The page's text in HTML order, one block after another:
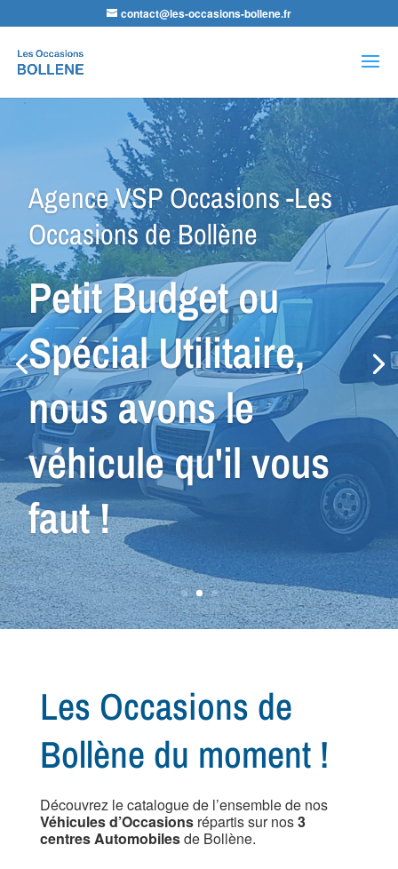
contact@les-occasions-bollene.fr
de
produits
Agence LDA Citroën -Les
Occasions de Bollène
Nos équipes
sauront vous
conseiller dans la
recherche de votre
prochain
véhicule...
Les Occasions de
Bollène du moment !
Découvrez le catalogue de l’ensemble de nos
Véhicules d’Occasionsrépartis sur nos3
centres Automobilesde Bollène.